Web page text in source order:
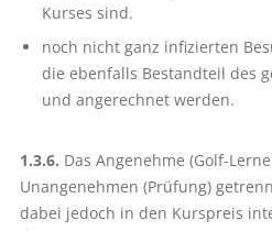
Kurses sind.
noch nicht ganz infizierten
die ebenfalls Bestandteil des
und angerechnet werden.
1.3.6. Das Angenehme (Golf-
Unangenehmen (Prüfung)
dabei jedoch in den Kurspreis